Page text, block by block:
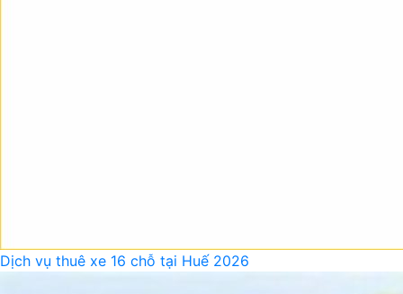
Dịch vụ thuê xe 16 chỗ tại Huế 2026